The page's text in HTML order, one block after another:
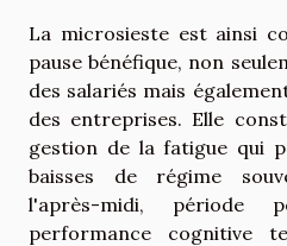
La microsieste est ainsi
pause bénéfique, non
des salariés mais
des entreprises. Elle
gestion de la fatigue qui
baisses de régime
l'après-midi, période
performance cognitive